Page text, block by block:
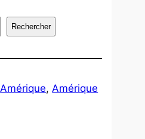
Rechercher
Amérique, Amérique